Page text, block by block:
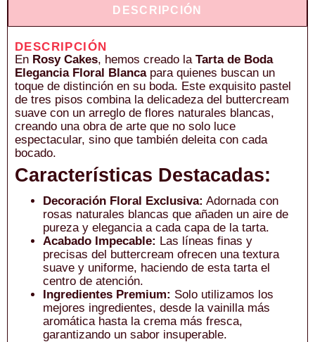
DESCRIPCIÓN
DESCRIPCIÓN
En Rosy Cakes, hemos creado la Tarta de Boda
Elegancia Floral Blancapara quienes buscan un
toque de distinción en su boda. Este exquisito pastel
de tres pisos combina la delicadeza del buttercream
suave con un arreglo de flores naturales blancas,
creando una obra de arte que no solo luce
espectacular, sino que también deleita con cada
bocado.
Características Destacadas:
Decoración Floral Exclusiva: Adornada con
rosas naturales blancas que añaden un aire de
pureza y elegancia a cada capa de la tarta.
Acabado Impecable: Las líneas finas y
precisas del buttercream ofrecen una textura
suave y uniforme, haciendo de esta tarta el
centro de atención.
Ingredientes Premium: Solo utilizamos los
mejores ingredientes, desde la vainilla más
aromática hasta la crema más fresca,
garantizando un sabor insuperable.